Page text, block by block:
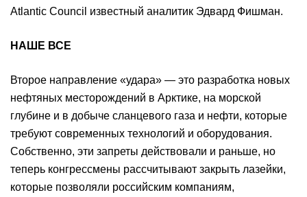
Atlantic Council известный аналитик Эдвард Фишман.
НАШЕ ВСЕ
Второе направление «удара» — это разработка новых
нефтяных месторождений в Арктике, на морской
глубине и в добыче сланцевого газа и нефти, которые
требуют современных технологий и оборудования.
Собственно, эти запреты действовали и раньше, но
теперь конгрессмены рассчитывают закрыть лазейки,
которые позволяли российским компаниям,